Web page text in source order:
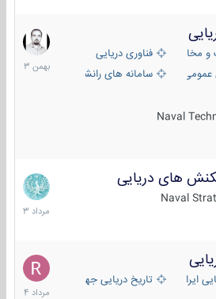
مخابرات دریاییفناوری دریایی
سامانه های رانشی دریایی
Naval
6
بهمن
1403
های دریایی
Naval
2
مرداد
1403
ایران تاریخ دریایی جهان
16
مرداد
1404